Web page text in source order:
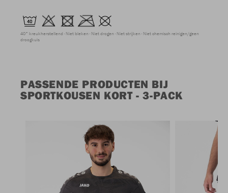
40° kreukherstellend Niet bleken Niet drogen Niet strijken Niet chemisch reinigen/geen
droogkuis
PASSENDE PRODUCTEN BIJ
SPORTKOUSEN KORT - 3-PACK